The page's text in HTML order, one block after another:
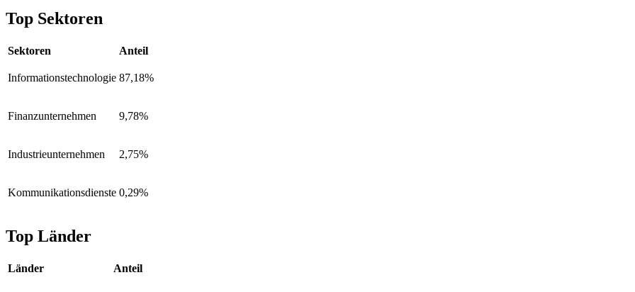
Top Sektoren
Sektoren Anteil
Informationstechnologie 87,18%
Finanzunternehmen 9,78%
Industrieunternehmen 2,75%
Kommunikationsdienste 0,29%
Top Länder
Länder Anteil